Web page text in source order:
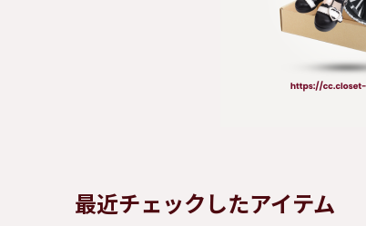
最近チェックしたアイテム